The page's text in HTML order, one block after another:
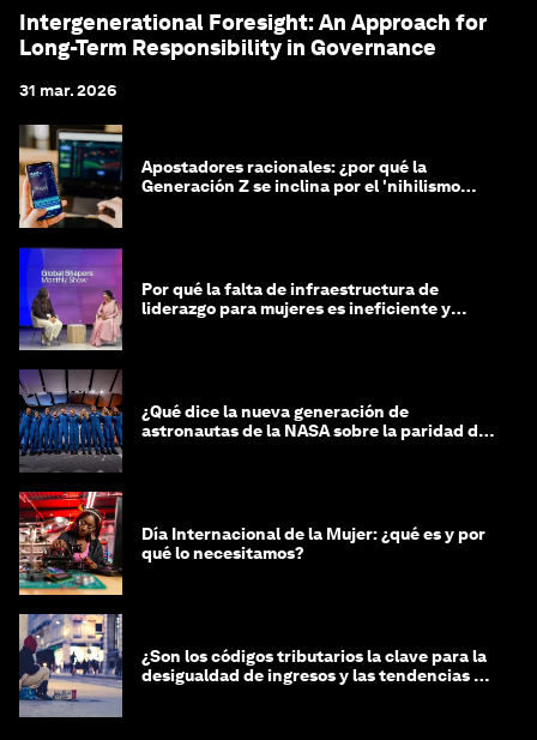
Intergenerational Foresight: An Approach for
Long-Term Responsibility in Governance
31 mar. 2026
Apostadores racionales: ¿por qué la
Generación Z se inclina por el 'nihilismo
Por qué la falta de infraestructura de
liderazgo para mujeres es ineficiente y
¿Qué dice la nueva generación de
astronautas de la NASA sobre la paridad de
Día Internacional de la Mujer: ¿qué es y por
qué lo necesitamos?
¿Son los códigos tributarios la clave para la
desigualdad de ingresos y las tendencias de